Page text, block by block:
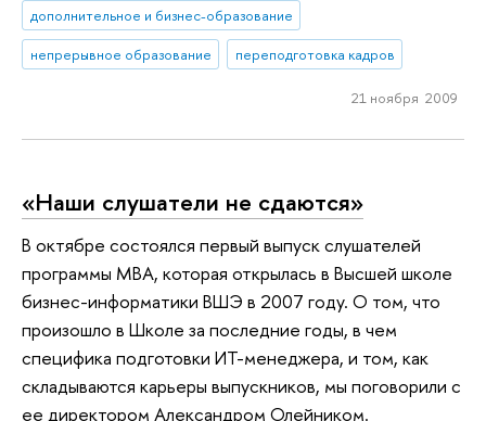
дополнительное и бизнес-образование
непрерывное образование
переподготовка кадров
21 ноября 2009
«Наши слушатели не сдаются»
В октябре состоялся первый выпуск слушателей
программы МВА, которая открылась в Высшей школе
бизнес-информатики ВШЭ в 2007 году. О том, что
произошло в Школе за последние годы, в чем
специфика подготовки ИТ-менеджера, и том, как
складываются карьеры выпускников, мы поговорили с
ее директором Александром Олейником.